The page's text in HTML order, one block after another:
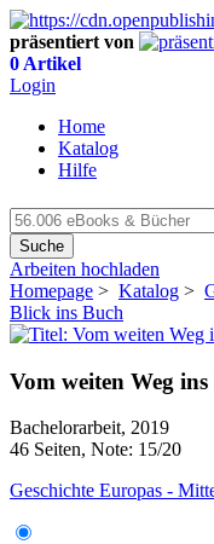
präsentiert von
0 Artikel
Login
Home
Katalog
Hilfe
Suche
Arbeiten hochladen
Homepage > Katalog >
Blick ins Buch
Vom weiten Weg
Bachelorarbeit, 2019
46 Seiten, Note: 15/20
Geschichte Europas -